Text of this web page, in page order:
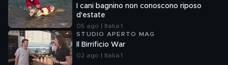
I cani bagnino non conoscono riposo
d'estate
05 ago | Italia 1
STUDIO APERTO MAG
Il Birrificio War
02 ago | Italia 1